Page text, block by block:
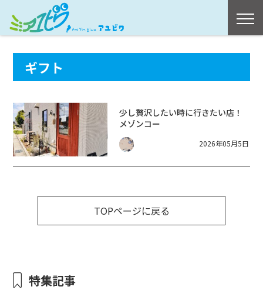
ギフト
少し贅沢したい時に行きたい店！
メゾンコー
2026年05月5日
TOPページに戻る
特集記事